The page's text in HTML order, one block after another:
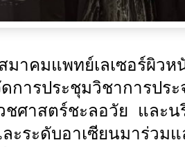
มาคมแพทย์เลเซอร์ผิว
การประชุมวิชาการปร
ชศาสตร์ชะลอวัย และ
ละระดับอาเซียนมาร่วม